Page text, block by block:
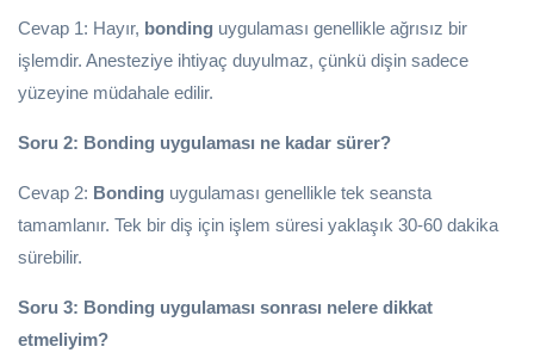
Cevap 1: Hayır, bonding uygulaması genellikle ağrısız bir
işlemdir. Anesteziye ihtiyaç duyulmaz, çünkü dişin sadece
yüzeyine müdahale edilir.
Soru 2: Bonding uygulaması ne kadar sürer?
Cevap 2: Bonding uygulaması genellikle tek seansta
tamamlanır. Tek bir diş için işlem süresi yaklaşık 30-60 dakika
sürebilir.
Soru 3: Bonding uygulaması sonrası nelere dikkat
etmeliyim?